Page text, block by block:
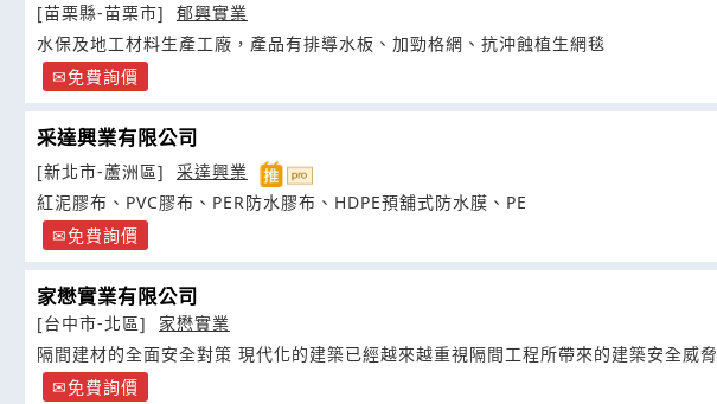
[苗栗縣-苗栗市]
郁興實業
水保及地工材料生產工廠，產品有排導水板、加勁格網、抗沖蝕植生網毯
免費詢價
采達興業有限公司
[新北市-蘆洲區]
采達興業
紅泥膠布、PVC膠布、PER防水膠布、HDPE預舖式防水膜、PE
免費詢價
家懋實業有限公司
[台中市-北區]
家懋實業
隔間建材的全面安全對策 現代化的建築已經越來越重視隔間工程所帶來的建築安全威脅
免費詢價